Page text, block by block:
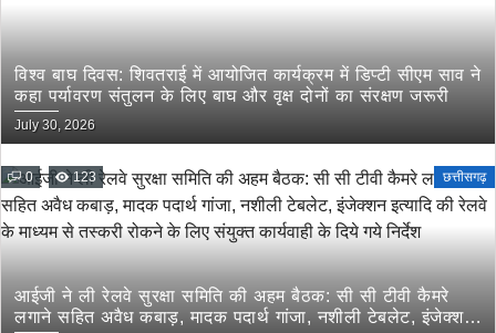
विश्व बाघ दिवस: शिवतराई में आयोजित कार्यक्रम में डिप्टी सीएम साव ने
कहा पर्यावरण संतुलन के लिए बाघ और वृक्ष दोनों का संरक्षण जरूरी
July 30, 2026
0 123 छत्तीसगढ़
आईजी ने ली रेलवे सुरक्षा समिति की अहम बैठक: सी सी टीवी कैमरे
लगाने सहित अवैध कबाड़, मादक पदार्थ गांजा, नशीली टेबलेट, इंजेक्शन